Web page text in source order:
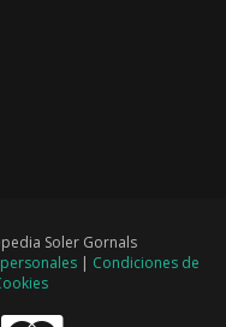
Soler Gornals
| Condiciones de